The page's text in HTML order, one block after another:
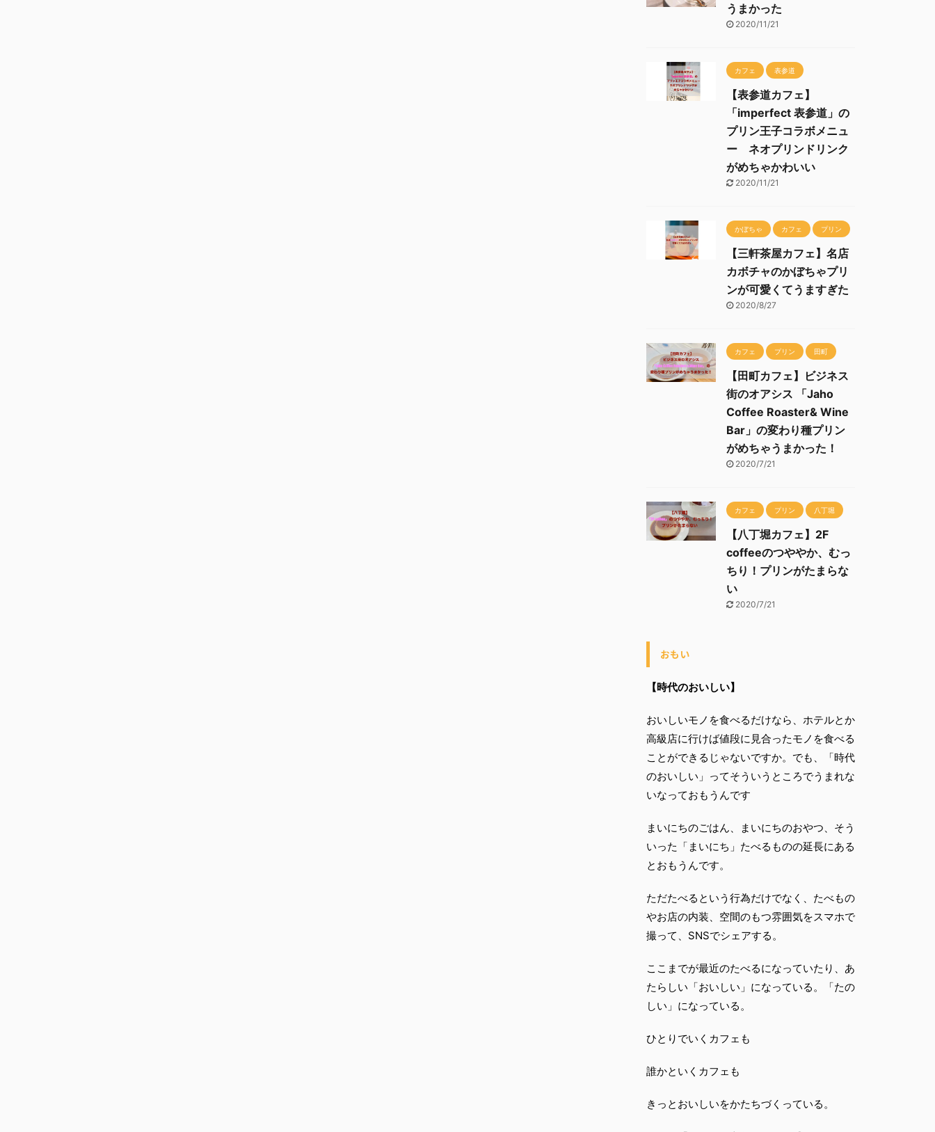
うまかった
2020/11/21
カフェ 表参道
【表参道カフェ】
「imperfect 表参道」の
プリン王子コラボメニュ
ー ネオプリンドリンク
がめちゃかわいい
2020/11/21
かぼちゃ カフェ プリン
【三軒茶屋カフェ】名店
カボチャのかぼちゃプリ
ンが可愛くてうますぎた
2020/8/27
カフェ プリン 田町
【田町カフェ】ビジネス
街のオアシス 「Jaho
Coffee Roaster& Wine
Bar」の変わり種プリン
がめちゃうまかった！
2020/7/21
カフェ プリン 八丁堀
【八丁堀カフェ】2F
coffeeのつややか、むっ
ちり！プリンがたまらな
い
2020/7/21
おもい
【時代のおいしい】
おいしいモノを食べるだけなら、ホテルとか
高級店に行けば値段に見合ったモノを食べる
ことができるじゃないですか。でも、「時代
のおいしい」ってそういうところでうまれな
いなっておもうんです
まいにちのごはん、まいにちのおやつ、そう
いった「まいにち」たべるものの延長にある
とおもうんです。
ただたべるという行為だけでなく、たべもの
やお店の内装、空間のもつ雰囲気をスマホで
撮って、SNSでシェアする。
ここまでが最近のたべるになっていたり、あ
たらしい「おいしい」になっている。「たの
しい」になっている。
ひとりでいくカフェも
誰かといくカフェも
きっとおいしいをかたちづくっている。